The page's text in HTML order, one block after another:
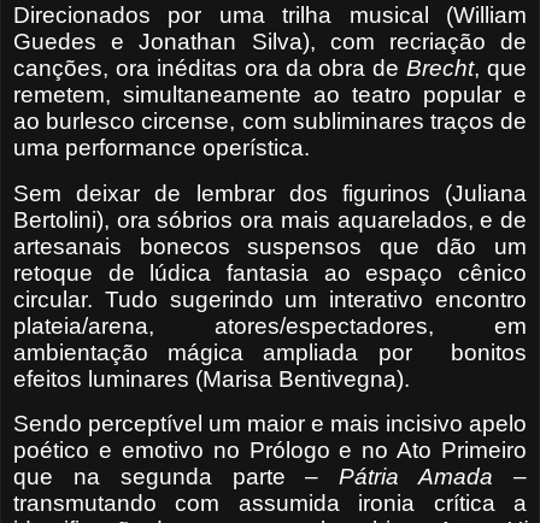
Direcionados por uma trilha musical (William
Guedes e Jonathan Silva), com recriação de
canções, ora inéditas ora da obra deBrecht, que
remetem, simultaneamente ao teatro popular e
ao burlesco circense, com subliminares traços de
uma performance operística.
Sem deixar de lembrar dos figurinos (Juliana
Bertolini), ora sóbrios ora mais aquarelados, e de
artesanais bonecos suspensos que dão um
retoque de lúdica fantasia ao espaço cênico
circular. Tudo sugerindo um interativo encontro
plateia/arena, atores/espectadores, em
ambientação mágica ampliada por
bonitos
efeitos luminares (Marisa Bentivegna).
Sendo perceptível um maior e mais incisivo apelo
poético e emotivo no Prólogo e no Ato Primeiro
que na segunda parte –Pátria Amada –
transmutando com assumida ironia crítica a